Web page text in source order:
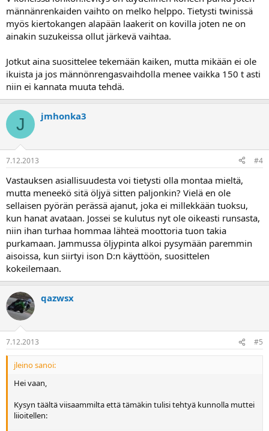
männänrenkaiden vaihto on melko helppo. Tietysti twinissä
myös kiertokangen alapään laakerit on kovilla joten ne on
ainakin suzukeissa ollut järkevä vaihtaa.
Jotkut aina suosittelee tekemään kaiken, mutta mikään ei ole
ikuista ja jos männönrengasvaihdolla menee vaikka 150 t asti
niin ei kannata muuta tehdä.
J jmhonka3
7.12.2013 #4
Vastauksen asiallisuudesta voi tietysti olla montaa mieltä,
mutta meneekö sitä öljyä sitten paljonkin? Vielä en ole
sellaisen pyörän perässä ajanut, joka ei millekkään tuoksu,
kun hanat avataan. Jossei se kulutus nyt ole oikeasti runsasta,
niin ihan turhaa hommaa lähteä moottoria tuon takia
purkamaan. Jammussa öljypinta alkoi pysymään paremmin
aisoissa, kun siirtyi ison D:n käyttöön, suosittelen
kokeilemaan.
qazwsx
7.12.2013 #5
jleino sanoi:
Hei vaan,
Kysyn täältä viisaammilta että tämäkin tulisi tehtyä kunnolla muttei
liioitellen: